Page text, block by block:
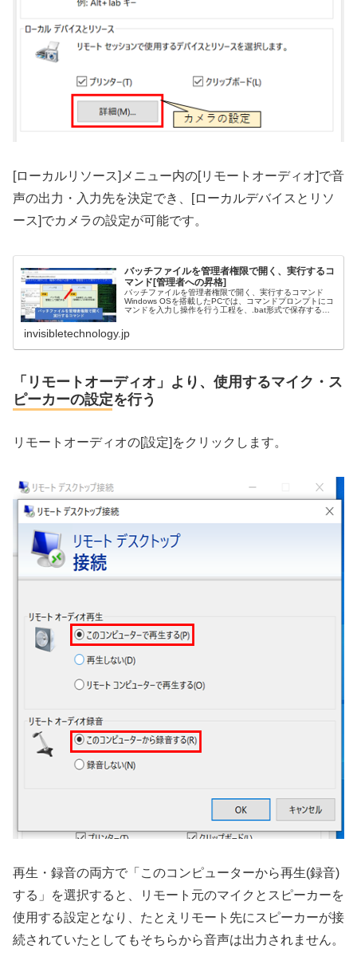
[ローカルリソース]メニュー内の[リモートオーディオ]で音
声の出力・入力先を決定でき、[ローカルデバイスとリソ
ース]でカメラの設定が可能です。
バッチファイルを管理者権限で開く、実行するコ
マンド[管理者への昇格]
バッチファイルを管理者権限で開く、実行するコマンド
Windows OSを搭載したPCでは、コマンドプロンプトにコ
マンドを入力し操作を行う工程を、.bat形式で保存するこ
invisibletechnology.jp
「リモートオーディオ」より、使用するマイク・ス
ピーカーの設定を行う
リモートオーディオの[設定]をクリックします。
再生・録音の両方で「このコンピューターから再生(録音)
する」を選択すると、リモート元のマイクとスピーカーを
使用する設定となり、たとえリモート先にスピーカーが接
続されていたとしてもそちらから音声は出力されません。